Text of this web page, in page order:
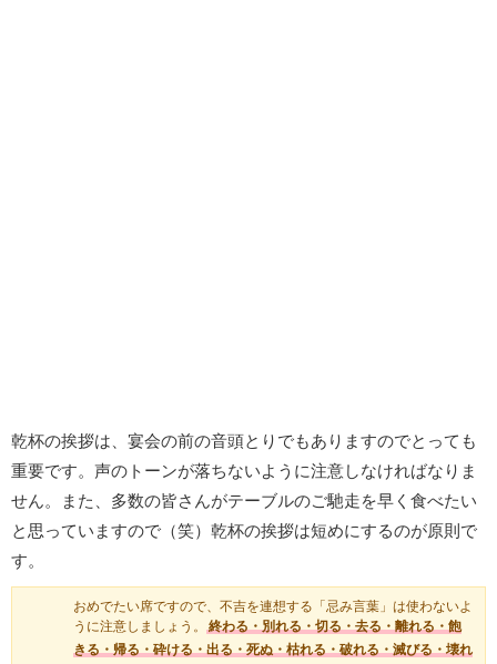
乾杯の挨拶は、宴会の前の音頭とりでもありますのでとっても
重要です。声のトーンが落ちないように注意しなければなりま
せん。また、多数の皆さんがテーブルのご馳走を早く食べたい
と思っていますので（笑）乾杯の挨拶は短めにするのが原則で
す。
おめでたい席ですので、不吉を連想する「忌み言葉」は使わないよ
うに注意しましょう。
終わる・別れる・切る・去る・離れる・飽
きる・帰る・砕ける・出る・死ぬ・枯れる・破れる・滅びる・壊れ